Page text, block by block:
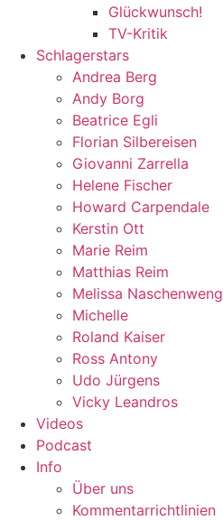
Glückwunsch!
TV-Kritik
Schlagerstars
Andrea Berg
Andy Borg
Beatrice Egli
Florian Silbereisen
Giovanni Zarrella
Helene Fischer
Howard Carpendale
Kerstin Ott
Marie Reim
Matthias Reim
Melissa Naschenweng
Michelle
Roland Kaiser
Ross Antony
Udo Jürgens
Vicky Leandros
Videos
Podcast
Info
Über uns
Kommentarrichtlinien